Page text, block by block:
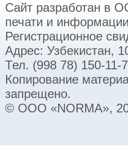
Сайт разработан в
печати и
Регистрационное
Адрес: Узбекистан,
Тел. (998 78) 150-11-
Копирование
запрещено.
© ООО «NORMA»,